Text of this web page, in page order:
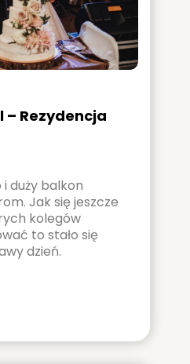
– Rezydencja
duży balkon
Jak się jeszcze
kolegów
to stało się
dzień.